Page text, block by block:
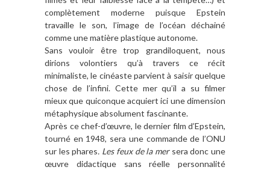
complètement moderne puisque Epstein
travaille le son, l’image de l’océan déchainé
comme une matière plastique autonome.
Sans vouloir être trop grandiloquent, nous
dirions volontiers qu’à travers ce récit
minimaliste, le cinéaste parvient à saisir quelque
chose de l’infini. Cette mer qu’il a su filmer
mieux que quiconque acquiert ici une dimension
métaphysique absolument fascinante.
Après ce chef-d’œuvre, le dernier film d’Epstein,
tourné en 1948, sera une commande de l’ONU
sur les phares. Les feux de la mersera donc une
œuvre didactique sans réelle personnalité